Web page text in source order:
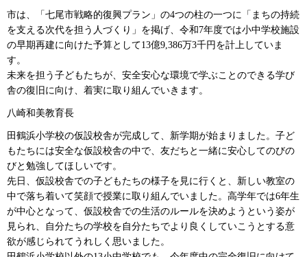
市は、「七尾市戦略的復興プラン」の4つの柱の一つに「まちの持続
を支える次代を担う人づくり」を掲げ、令和7年度では小中学校施設
の早期再建に向けた予算として13億9,386万3千円を計上していま
す。
未来を担う子どもたちが、安全安心な環境で学ぶことのできる学び
舎の復旧に向け、着実に取り組んでいきます。
八崎和美教育長
田鶴浜小学校の仮設校舎が完成して、新学期が始まりました。子ど
もたちには安全な仮設校舎の中で、友だちと一緒に安心してのびの
びと勉強してほしいです。
先日、仮設校舎での子どもたちの様子を見に行くと、新しい教室の
中で落ち着いて笑顔で授業に取り組んでいました。高学年では6年生
が中心となって、仮設校舎での生活のルールを決めようという姿が
見られ、自分たちの学校を自分たちでより良くしていこうとする意
欲が感じられてうれしく思いました。